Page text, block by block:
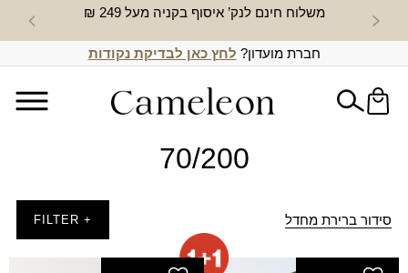
משלוח חינם לנק’ איסוף בקניה מעל 249 ₪ חדש
חברת מועדון? לחץ כאן לבדיקת נקודות
70/200
סידור ברירת מחדל + FILTER